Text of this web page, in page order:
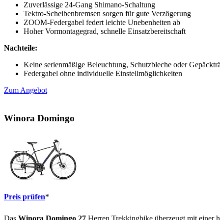
Zuverlässige 24-Gang Shimano-Schaltung
Tektro-Scheibenbremsen sorgen für gute Verzögerung
ZOOM-Federgabel federt leichte Unebenheiten ab
Hoher Vormontagegrad, schnelle Einsatzbereitschaft
Nachteile:
Keine serienmäßige Beleuchtung, Schutzbleche oder
Federgabel ohne individuelle Einstellmöglichkeiten
Zum Angebot
Winora Domingo
Preis prüfen*
Das Winora Domingo 27 Herren Trekkingbike überzeugt mit einer